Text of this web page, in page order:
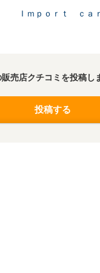
Ｉｍｐｏｒｔ ｃａ
売店クチコミを投稿し
投稿する